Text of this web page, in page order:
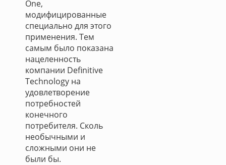
One,
модифицированные
специально для этого
применения. Тем
самым было показана
нацеленность
компании Definitive
Technology на
удовлетворение
потребностей
конечного
потребителя. Сколь
необычными и
сложными они не
были бы.